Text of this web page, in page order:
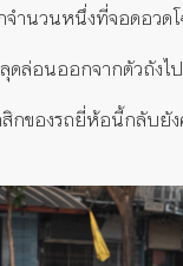
ำนวนหนึ่งที่จอดอวด
ดล่อนออกจากตัวถังไ
สิกของรถยี่ห้อนี้กลับยั